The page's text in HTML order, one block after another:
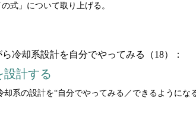
式」について取り上げる。
冷却系設計を自分でやってみる（18）：
設計する
却系の設計を“自分でやってみる／できるように